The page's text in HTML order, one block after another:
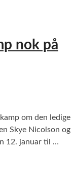
nok på
om den ledige
Skye Nicolson og
12. januar til …